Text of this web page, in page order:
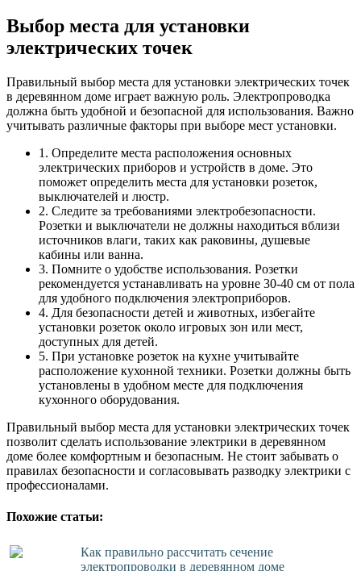
Выбор места для установки
электрических точек
Правильный выбор места для установки электрических точек
в деревянном доме играет важную роль. Электропроводка
должна быть удобной и безопасной для использования. Важно
учитывать различные факторы при выборе мест установки.
1. Определите места расположения основных
электрических приборов и устройств в доме. Это
поможет определить места для установки розеток,
выключателей и люстр.
2. Следите за требованиями электробезопасности.
Розетки и выключатели не должны находиться вблизи
источников влаги, таких как раковины, душевые
кабины или ванна.
3. Помните о удобстве использования. Розетки
рекомендуется устанавливать на уровне 30-40 см от пола
для удобного подключения электроприборов.
4. Для безопасности детей и животных, избегайте
установки розеток около игровых зон или мест,
доступных для детей.
5. При установке розеток на кухне учитывайте
расположение кухонной техники. Розетки должны быть
установлены в удобном месте для подключения
кухонного оборудования.
Правильный выбор места для установки электрических точек
позволит сделать использование электрики в деревянном
доме более комфортным и безопасным. Не стоит забывать о
правилах безопасности и согласовывать разводку электрики с
профессионалами.
Похожие статьи:
Как правильно рассчитать сечение
электропроводки в деревянном доме